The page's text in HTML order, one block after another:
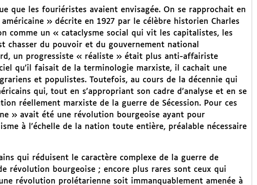
que les fouriéristes avaient envisagée. On se rapprochait en
» décrite en 1927 par le célèbre historien Charles
comme un « cataclysme social qui vit les capitalistes, les
chasser du pouvoir et du gouvernement national
un progressiste « réaliste » était plus anti-affairiste
qu’il faisait de la terminologie marxiste, il cachait une
et populistes. Toutefois, au cours de la décennie qui
qui, tout en s’appropriant son cadre d’analyse et en se
réellement marxiste de la guerre de Sécession. Pour ces
» avait été une révolution bourgeoise ayant pour
à l’échelle de la nation toute entière, préalable nécessaire
qui réduisent le caractère complexe de la guerre de
révolution bourgeoise ; encore plus rares sont ceux qui
révolution prolétarienne soit immanquablement amenée à